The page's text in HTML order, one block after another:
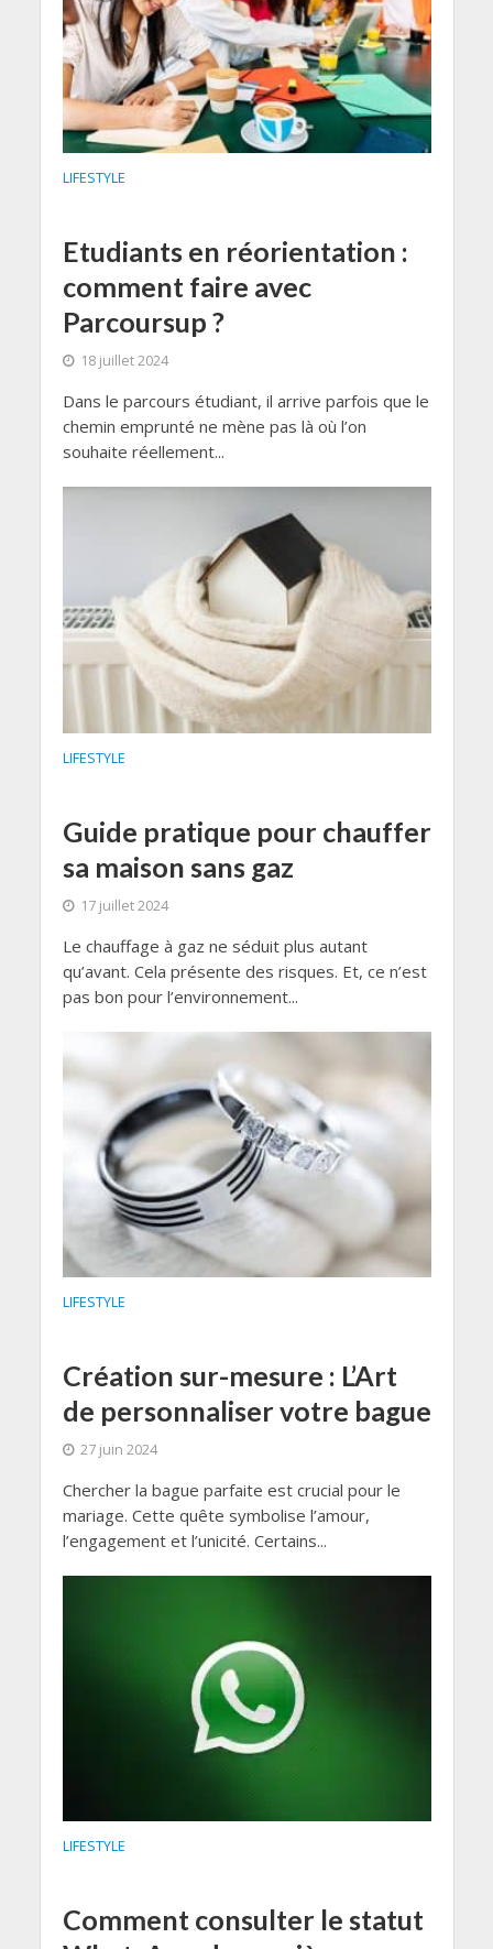
LIFESTYLE
Etudiants en réorientation :
comment faire avec
Parcoursup ?
18 juillet 2024
Dans le parcours étudiant, il arrive parfois que le
chemin emprunté ne mène pas là où l’on
souhaite réellement...
LIFESTYLE
Guide pratique pour chauffer
sa maison sans gaz
17 juillet 2024
Le chauffage à gaz ne séduit plus autant
qu’avant. Cela présente des risques. Et, ce n’est
pas bon pour l’environnement...
LIFESTYLE
Création sur-mesure : L’Art
de personnaliser votre bague
27 juin 2024
Chercher la bague parfaite est crucial pour le
mariage. Cette quête symbolise l’amour,
l’engagement et l’unicité. Certains...
LIFESTYLE
Comment consulter le statut